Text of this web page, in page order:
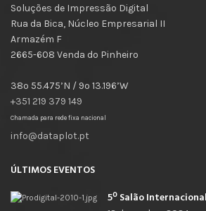
Soluções de Impressão Digital
Rua da Bica, Núcleo Empresarial II
Armazém F
2665-608 Venda do Pinheiro
38º 55.475’N / 9º 13.196’W
+351 219 379 149
Chamada para rede fixa nacional
info@dataplot.pt
ÚLTIMOS EVENTOS